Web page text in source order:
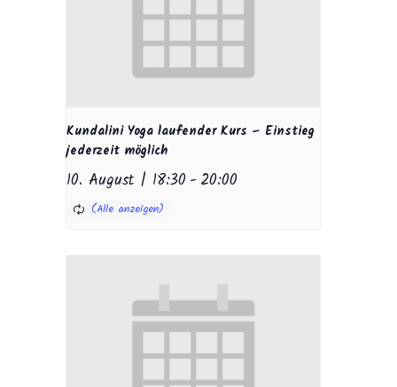
Kundalini Yoga laufender Kurs – Einstieg
jederzeit möglich
10. August | 18:30 -20:00